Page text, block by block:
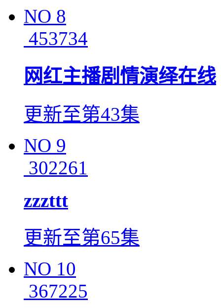
NO 8
453734
网红主播剧情演绎在线
更新至第43集
NO 9
302261
zzzttt
更新至第65集
NO 10
367225